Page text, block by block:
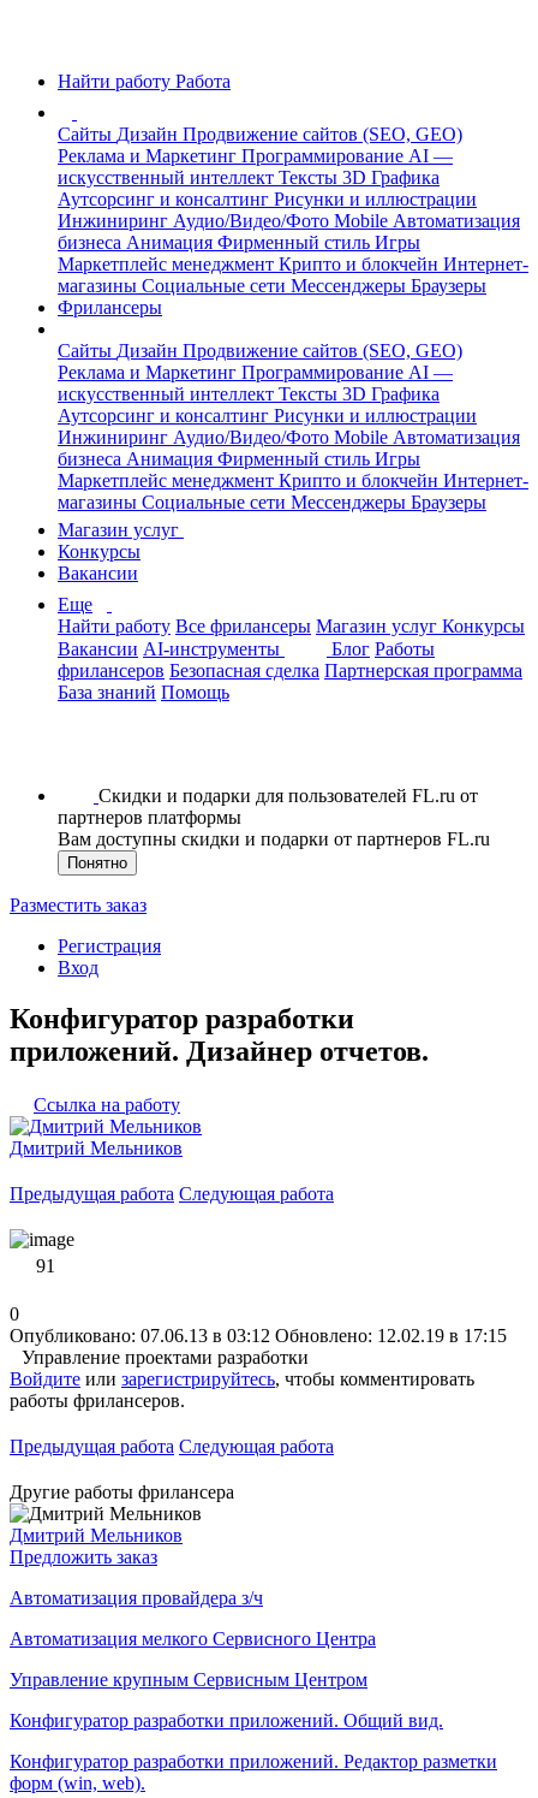
Найти работу Работа
Сайты Дизайн Продвижение сайтов (SEO, GEO)
Реклама и Маркетинг Программирование AI —
искусственный интеллект Тексты 3D Графика
Аутсорсинг и консалтинг Рисунки и иллюстрации
Инжиниринг Аудио/Видео/Фото Mobile Автоматизация
бизнеса Анимация Фирменный стиль Игры
Маркетплейс менеджмент Крипто и блокчейн Интернет-
магазины Социальные сети Мессенджеры Браузеры
Фрилансеры
Сайты Дизайн Продвижение сайтов (SEO, GEO)
Реклама и Маркетинг Программирование AI —
искусственный интеллект Тексты 3D Графика
Аутсорсинг и консалтинг Рисунки и иллюстрации
Инжиниринг Аудио/Видео/Фото Mobile Автоматизация
бизнеса Анимация Фирменный стиль Игры
Маркетплейс менеджмент Крипто и блокчейн Интернет-
магазины Социальные сети Мессенджеры Браузеры
Магазин услуг
Конкурсы
Вакансии
Еще
Найти работу Все фрилансеры Магазин услуг Конкурсы
Вакансии AI-инструменты Блог Работы
фрилансеров Безопасная сделка Партнерская программа
База знаний Помощь
Скидки и подарки для пользователей FL.ru от
партнеров платформы
Вам доступны скидки и подарки от партнеров FL.ru
Понятно
Разместить заказ
Регистрация
Вход
Конфигуратор разработки
приложений. Дизайнер отчетов.
Ссылка на работу
Дмитрий Мельников
Предыдущая работа Следующая работа
91
0
Опубликовано: 07.06.13 в 03:12 Обновлено: 12.02.19 в 17:15
Управление проектами разработки
Войдите или зарегистрируйтесь, чтобы комментировать
работы фрилансеров.
Предыдущая работа Следующая работа
Другие работы фрилансера
Дмитрий Мельников
Предложить заказ
Автоматизация провайдера з/ч
Автоматизация мелкого Сервисного Центра
Управление крупным Сервисным Центром
Конфигуратор разработки приложений. Общий вид.
Конфигуратор разработки приложений. Редактор разметки
форм (win, web).